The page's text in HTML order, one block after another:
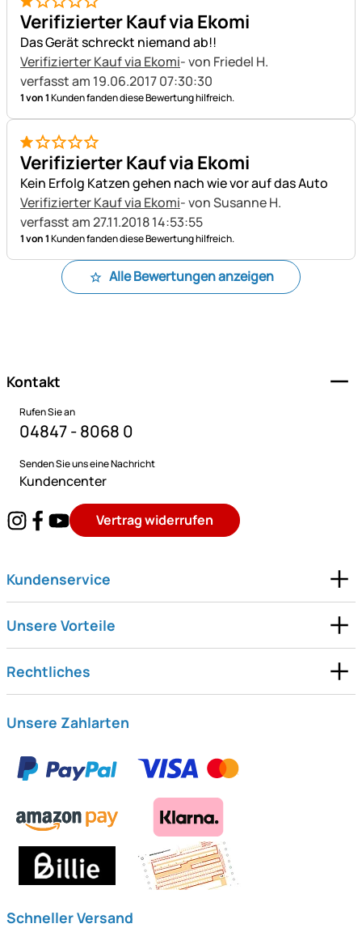
1 von 5
Verifizierter Kauf via Ekomi
Das Gerät schreckt niemand ab!!
Verifizierter Kauf via Ekomi- von Friedel H.
verfasst am 19.06.2017 07:30:30
1 von 1Kunden fanden diese Bewertung hilfreich.
1 von 5
Verifizierter Kauf via Ekomi
Kein Erfolg Katzen gehen nach wie vor auf das Auto
Verifizierter Kauf via Ekomi- von Susanne H.
verfasst am 27.11.2018 14:53:55
1 von 1Kunden fanden diese Bewertung hilfreich.
Alle Bewertungen anzeigen
Kontakt
Rufen Sie an
04847 - 8068 0
Senden Sie uns eine Nachricht
Kundencenter
Vertrag widerrufen
Kundenservice
Unsere Vorteile
Rechtliches
Unsere Zahlarten
Schneller Versand